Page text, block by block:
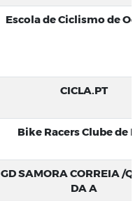
Escola de Ciclismo de
CICLA.PT
Bike Racers Clube de
GD SAMORA CORREIA /
DA A